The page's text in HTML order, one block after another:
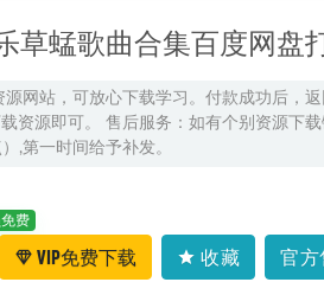
草蜢歌曲合集百度网盘
源网站，可放心下载学习。付款成功后，
资源即可。 售后服务：如有个别资源下
,第一时间给予补发。
费
VIP免费下载 收藏 官方
网课教程 2025-03-13
远高三物理a+班高考复习视频教程+
物一轮复习教程 2022-10-14
课程百度网盘打包下载,学前小学英